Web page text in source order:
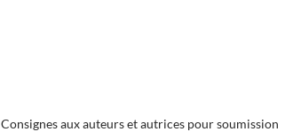
Consignes aux auteurs et autrices pour soumission